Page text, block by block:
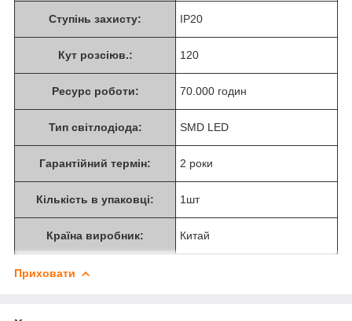
Ступінь захисту: ІР20
Кут розсіюв.: 120
Ресурс роботи: 70.000 годин
Тип світлодіода: SMD LED
Гарантійний термін: 2 роки
Кількість в упаковці: 1шт
Країна виробник: Китай
Приховати